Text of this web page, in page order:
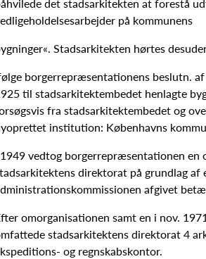
det stadsarkitekten at forestå
på kommunens
Stadsarkitekten hørtes
borgerrepræsentationens beslutn.
til stadsarkitektembedet henlagte
fra stadsarkitektembedet og
institution: Københavns
vedtog borgerrepræsentationen en
direktorat på grundlag af
afgivet
omorganisationen samt en i nov.
stadsarkitektens direktorat 4
og regnskabskontor.